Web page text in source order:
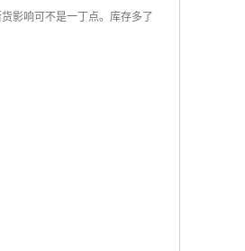
影响可不是一丁点。库存多了